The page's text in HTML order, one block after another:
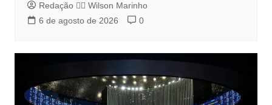
Redação 👨‍⚖️​ Wilson Marinho
6 de agosto de 2026
0